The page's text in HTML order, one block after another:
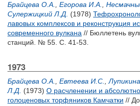
Брайцева О.А.
Егорова И.А.
Сулержицкий Л.Д. (1978)
лавовых комплексов и реконструкция
современного вулкана // Бюллетень
станций. № 55. С. 41-53.
1973
Брайцева О.А. Евтеева И.С.
Л.Д. (1973) О расчленении и
голоценовых торфяников Камчатки //